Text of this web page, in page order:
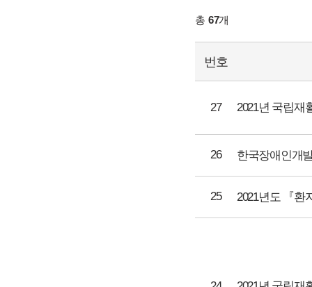
총 67개
번호
27 2021년 국립재
26
25